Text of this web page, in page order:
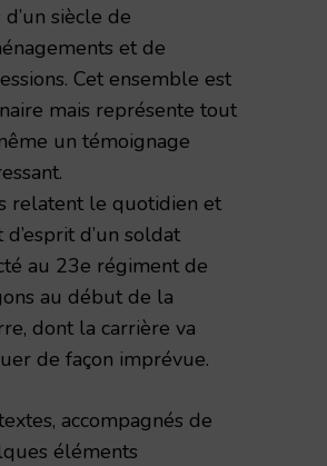
d'un civil rémois 1914-
siècle de
et de
Cet ensemble est
mais représente tout
un témoignage
relatent le quotidien et
d’esprit d’un soldat
au 23e régiment de
au début de la
dont la carrière va
de façon imprévue.
accompagnés de
éléments